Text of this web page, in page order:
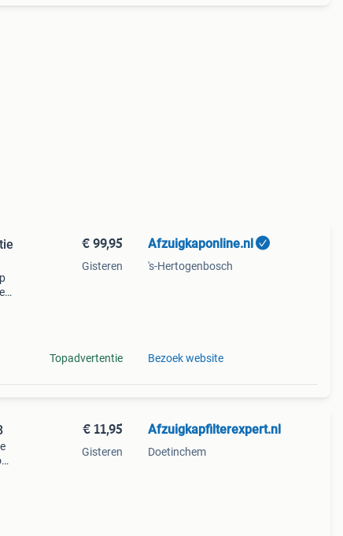
€ 99,95
Gisteren
Topadvertentie
Afzuigkaponline.nl
's-Hertogenbosch
Bezoek website
€ 11,95
Gisteren
Afzuigkapfilterexpert.nl
Doetinchem